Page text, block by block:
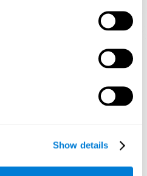
Show details
הקוגניטיביות שלי?
משאבים לאותו דפוס הפעלה עצבי,
איננו מאמנים את תפקוד קוגניטיבי